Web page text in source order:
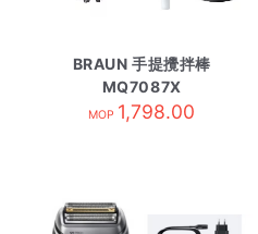
BRAUN 手提攪拌棒
MQ7087X
MOP 1,798.00